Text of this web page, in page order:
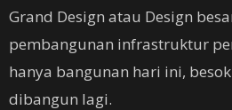
Grand Design atau Design
pembangunan infrastruktur
hanya bangunan hari ini,
dibangun lagi.